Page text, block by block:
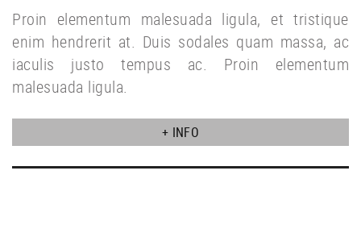
Proin elementum malesuada ligula, et tristique
enim hendrerit at. Duis sodales quam massa, ac
iaculis justo tempus ac. Proin elementum
malesuada ligula.
+ INFO